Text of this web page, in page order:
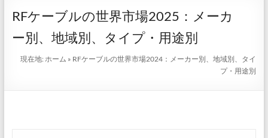
ー
RFケーブルの世界市場2025：メーカ
ー別、地域別、タイプ・用途別
現在地:ホーム » RFケーブルの世界市場2024：メーカー別、地域別、タイ
プ・用途別